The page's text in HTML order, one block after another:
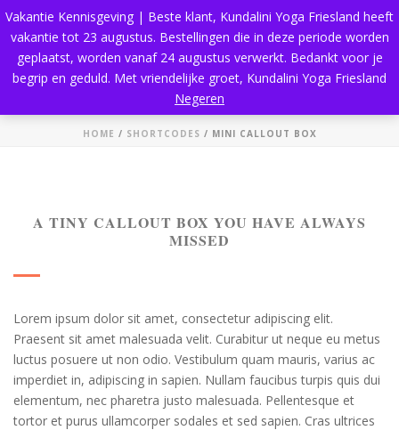
HOME / SHORTCODES / MINI CALLOUT BOX
A TINY CALLOUT BOX YOU HAVE ALWAYS
MISSED
Lorem ipsum dolor sit amet, consectetur adipiscing elit.
Praesent sit amet malesuada velit. Curabitur ut neque eu metus
luctus posuere ut non odio. Vestibulum quam mauris, varius ac
imperdiet in, adipiscing in sapien. Nullam faucibus turpis quis dui
elementum, nec pharetra justo malesuada. Pellentesque et
tortor et purus ullamcorper sodales et sed sapien. Cras ultrices
Vakantie Kennisgeving | Beste klant, Kundalini Yoga Friesland heeft
vakantie tot 23 augustus. Bestellingen die in deze periode worden
geplaatst, worden vanaf 24 augustus verwerkt. Bedankt voor je
begrip en geduld. Met vriendelijke groet, Kundalini Yoga Friesland
Negeren